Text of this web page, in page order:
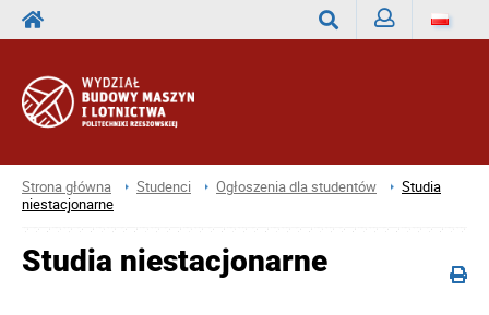
Strona główna Studenci Ogłoszenia dla studentów
Studia
niestacjonarne
Studia niestacjonarne